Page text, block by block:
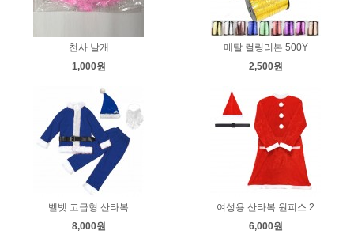
천사 날개
1,000원
메탈 컬링리본 500Y
2,500원
벨벳 고급형 산타복
8,000원
여성용 산타복 원피스 2
6,000원